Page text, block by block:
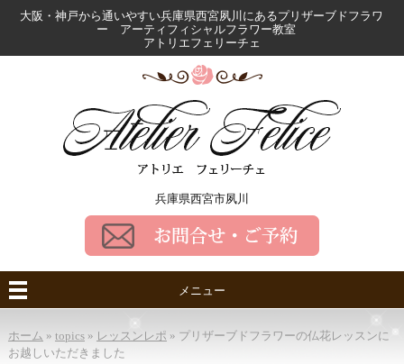
大阪・神戸から通いやすい兵庫県西宮夙川にあるプリザーブドフラワ
ー アーティフィシャルフラワー教室
アトリエフェリーチェ
兵庫県西宮市夙川
メニュー
ホーム » topics» レッスンレポ » プリザーブドフラワーの仏花レッスンに
お越しいただきました